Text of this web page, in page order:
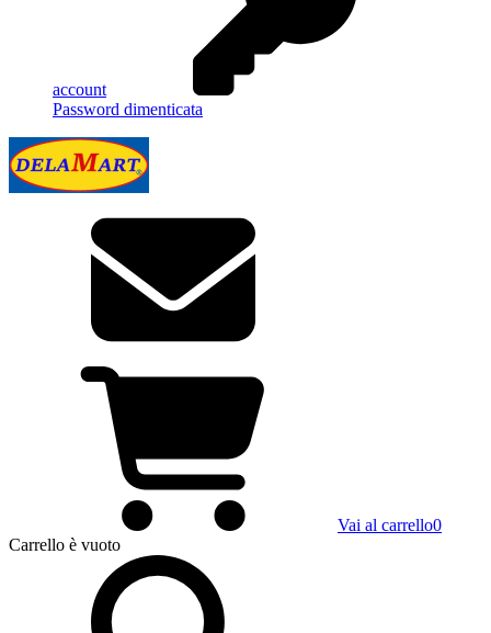
account
Password dimenticata
Vai al carrello0
Carrello è vuoto